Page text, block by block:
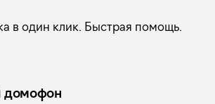
в один клик. Быстрая помощь.
домофон